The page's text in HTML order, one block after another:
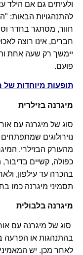
ולעיתים גם אם הילד
להתנהגויות הבאות:
חוור, מסתגר בחדר
חברים, אינו רוצה
יימשך רק שעה אחת
פועם.
תופעות מיוחדות של
מיגרנה בזילרית
סוג של מיגרנה עם אורה
נוירולוגים שמתפתחים
מהעורק הבזילרי.
כפולה, קשיים בדיבור,
בהכרה עד עילפון,
תסמיני מיגרנה כמו
מיגרנה בלבולית
סוג של מיגרנה עם
בהתנהגות או הפרעה
לאחר מכן. יש